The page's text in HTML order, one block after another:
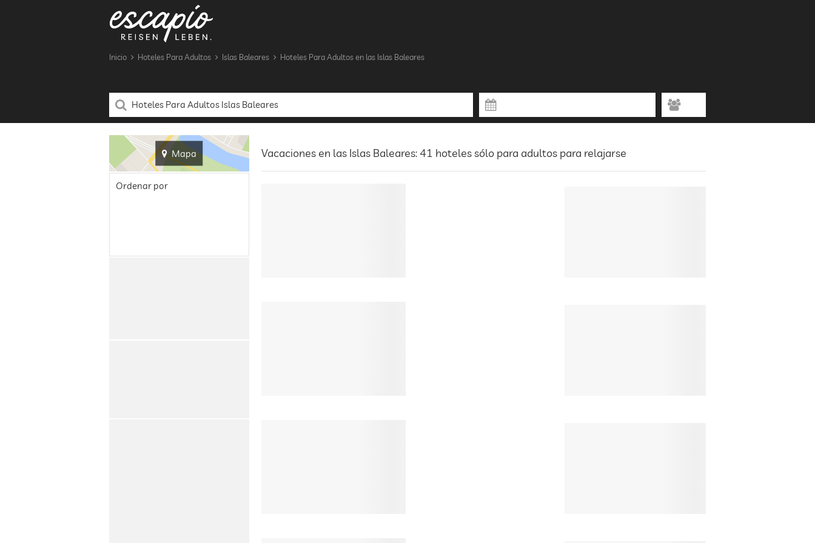
Inicio Hoteles Para Adultos Islas Baleares Hoteles Para Adultos en las Islas Baleares
Mapa Vacaciones en las Islas Baleares: 41 hoteles sólo para adultos para relajarse
Ordenar por